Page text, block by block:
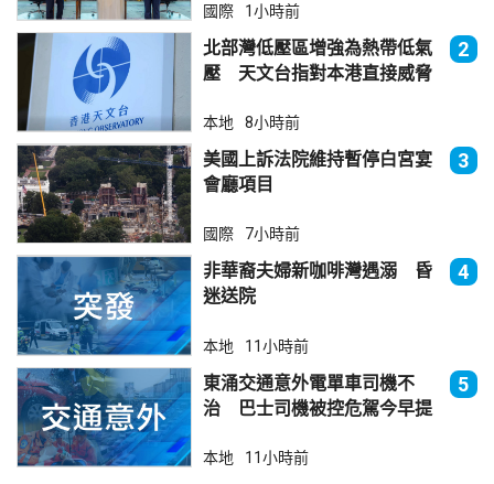
國際 1小時前
北部灣低壓區增強為熱帶低氣
壓 天文台指對本港直接威脅
2
本地 8小時前
美國上訴法院維持暫停白宮宴
會廳項目
3
國際 7小時前
非華裔夫婦新咖啡灣遇溺 昏
迷送院
4
本地 11小時前
東涌交通意外電單車司機不
治 巴士司機被控危駕今早提
5
本地 11小時前